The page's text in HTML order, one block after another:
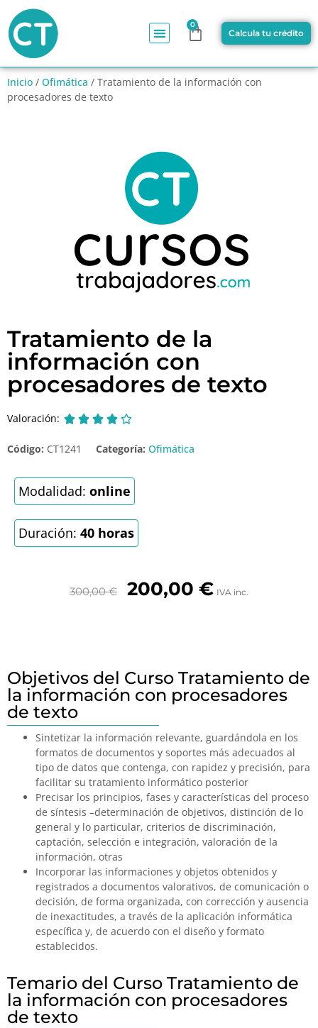
0
Calcula tu crédito
Inicio / Ofimática / Tratamiento de la información con
procesadores de texto
Tratamiento de la
información con
procesadores de texto
Valoración:     
Código: CT1241 Categoría: Ofimática
Modalidad: online
Duración: 40 horas
300,00€ 200,00 € IVA inc.
Objetivos del Curso Tratamiento de
la información con procesadores
de texto
Sintetizar la información relevante, guardándola en los
formatos de documentos y soportes más adecuados al
tipo de datos que contenga, con rapidez y precisión, para
facilitar su tratamiento informático posterior
Precisar los principios, fases y características del proceso
de síntesis –determinación de objetivos, distinción de lo
general y lo particular, criterios de discriminación,
captación, selección e integración, valoración de la
información, otras
Incorporar las informaciones y objetos obtenidos y
registrados a documentos valorativos, de comunicación o
decisión, de forma organizada, con corrección y ausencia
de inexactitudes, a través de la aplicación informática
específica y, de acuerdo con el diseño y formato
establecidos.
Temario del Curso Tratamiento de
la información con procesadores
de texto